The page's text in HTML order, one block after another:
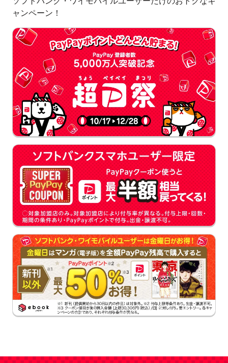
ャンペーン！